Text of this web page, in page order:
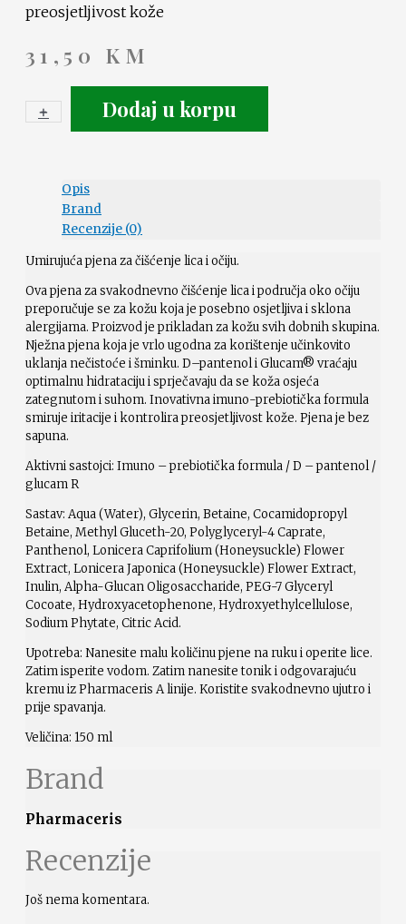
preosjetljivost kože
31,50 KM
-
+ Dodaj u korpu
Opis
Brand
Recenzije (0)
Umirujuća pjena za čišćenje lica i očiju.
Ova pjena za svakodnevno čišćenje lica i područja oko očiju
preporučuje se za kožu koja je posebno osjetljiva i sklona
alergijama. Proizvod je prikladan za kožu svih dobnih skupina.
Nježna pjena koja je vrlo ugodna za korištenje učinkovito
uklanja nečistoće i šminku. D–pantenol i Glucam® vraćaju
optimalnu hidrataciju i sprječavaju da se koža osjeća
zategnutom i suhom. Inovativna imuno-prebiotička formula
smiruje iritacije i kontrolira preosjetljivost kože. Pjena je bez
sapuna.
Aktivni sastojci: Imuno – prebiotička formula / D – pantenol /
glucam R
Sastav: Aqua (Water), Glycerin, Betaine, Cocamidopropyl
Betaine, Methyl Gluceth-20, Polyglyceryl-4 Caprate,
Panthenol, Lonicera Caprifolium (Honeysuckle) Flower
Extract, Lonicera Japonica (Honeysuckle) Flower Extract,
Inulin, Alpha-Glucan Oligosaccharide, PEG-7 Glyceryl
Cocoate, Hydroxyacetophenone, Hydroxyethylcellulose,
Sodium Phytate, Citric Acid.
Upotreba: Nanesite malu količinu pjene na ruku i operite lice.
Zatim isperite vodom. Zatim nanesite tonik i odgovarajuću
kremu iz Pharmaceris A linije. Koristite svakodnevno ujutro i
prije spavanja.
Veličina: 150 ml
Brand
Pharmaceris
Recenzije
Još nema komentara.